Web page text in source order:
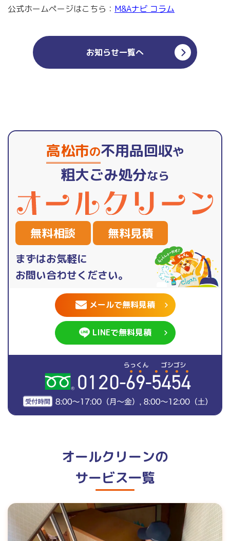
公式ホームページはこちら： M&Aナビ コラム
お知らせ一覧へ
高松市の不用品回収や
粗大ごみ処分なら
無料相談 無料見積
まずはお気軽に
お問い合わせください。
メールで無料見積
LINEで無料見積
オールクリーンの
サービス一覧